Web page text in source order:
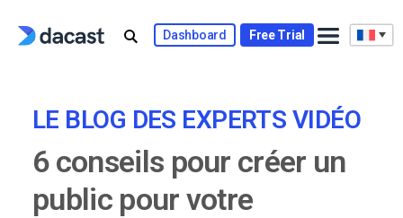
Dashboard Free Trial
LE BLOG DES EXPERTS VIDÉO
6 conseils pour créer un
public pour votre